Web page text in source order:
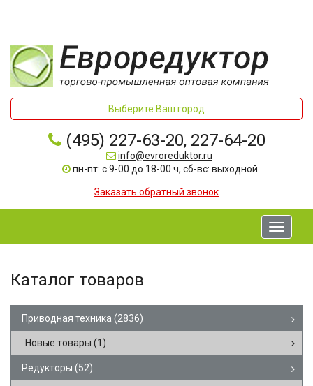
Выберите Ваш город
(495) 227-63-20, 227-64-20
info@evroreduktor.ru
пн-пт: с 9-00 до 18-00 ч, сб-вс: выходной
Заказать обратный звонок
Toggle
Каталог товаров
Приводная техника (2836)
Новые товары (1)
Редукторы (52)